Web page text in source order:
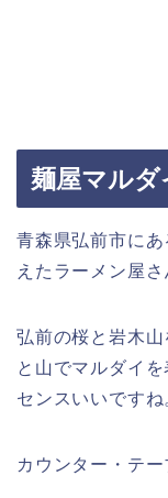
麺屋マルダ
青森県弘前市に
えたラーメン屋さ
弘前の桜と岩木
と山でマルダイ
センスいいですね
カウンター・テ